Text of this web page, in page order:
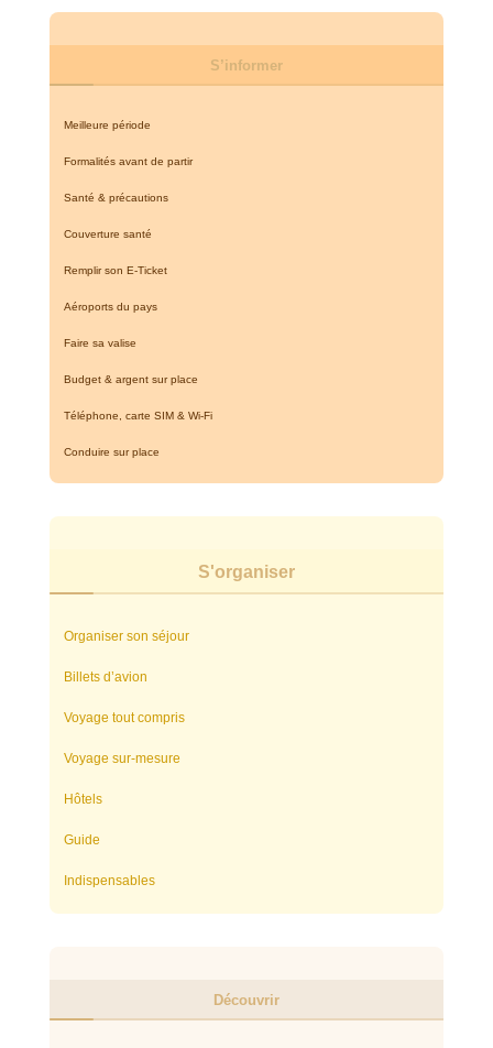
S’informer
Meilleure période
Formalités avant de partir
Santé & précautions
Couverture santé
Remplir son E-Ticket
Aéroports du pays
Faire sa valise
Budget & argent sur place
Téléphone, carte SIM & Wi-Fi
Conduire sur place
S'organiser
Organiser son séjour
Billets d’avion
Voyage tout compris
Voyage sur-mesure
Hôtels
Guide
Indispensables
Découvrir